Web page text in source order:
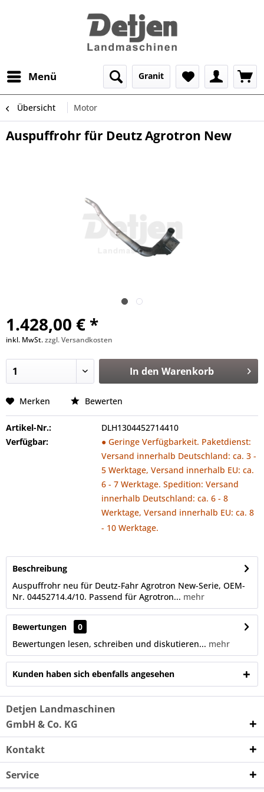
Menü Granit
Übersicht Motor
Auspuffrohr für Deutz Agrotron New
1.428,00 € *
inkl. MwSt.zzgl. Versandkosten
In den Warenkorb
Merken Bewerten
Artikel-Nr.:
DLH1304452714410
Verfügbar:
● Geringe Verfügbarkeit. Paketdienst:
Versand innerhalb Deutschland: ca. 3 -
5 Werktage, Versand innerhalb EU: ca.
6 - 7 Werktage. Spedition: Versand
innerhalb Deutschland: ca. 6 - 8
Werktage, Versand innerhalb EU: ca. 8
- 10 Werktage.
Beschreibung
Auspuffrohr neu für Deutz-Fahr Agrotron New-Serie, OEM-
Nr. 04452714.4/10. Passend für Agrotron... mehr
Bewertungen
0
Bewertungen lesen, schreiben und diskutieren... mehr
Kunden haben sich ebenfalls angesehen
Detjen Landmaschinen
GmbH & Co. KG
Kontakt
Service